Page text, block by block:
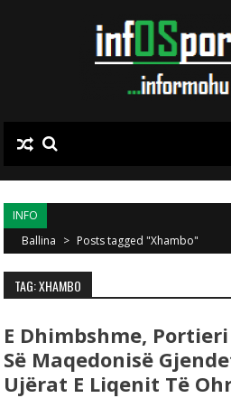
INFO
Ballina > Posts tagged "Xhambo"
TAG: XHAMBO
E Dhimbshme,
Së Maqedonisë
Ujërat E Liqenit Të